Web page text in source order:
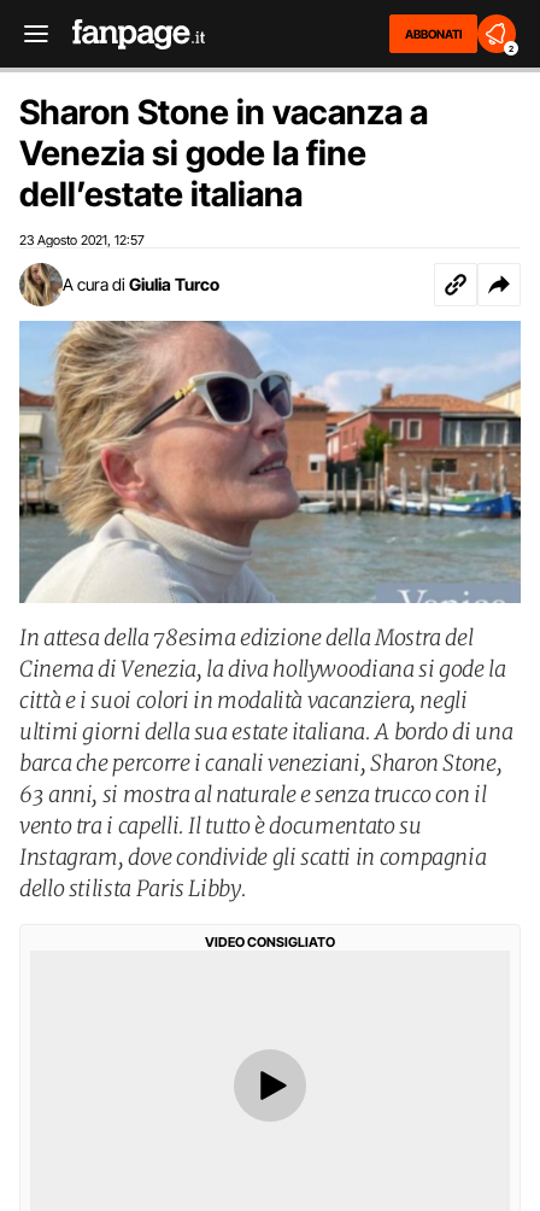
ABBONATI
2
Sharon Stone in vacanza a
Venezia si gode la fine
dell’estate italiana
23 Agosto 2021 12:57
A cura di Giulia Turco
In attesa della 78esima edizione della Mostra del
Cinema di Venezia, la diva hollywoodiana si gode la
città e i suoi colori in modalità vacanziera, negli
ultimi giorni della sua estate italiana. A bordo di una
barca che percorre i canali veneziani, Sharon Stone,
63 anni, si mostra al naturale e senza trucco con il
vento tra i capelli. Il tutto è documentato su
Instagram, dove condivide gli scatti in compagnia
dello stilista Paris Libby.
VIDEO CONSIGLIATO